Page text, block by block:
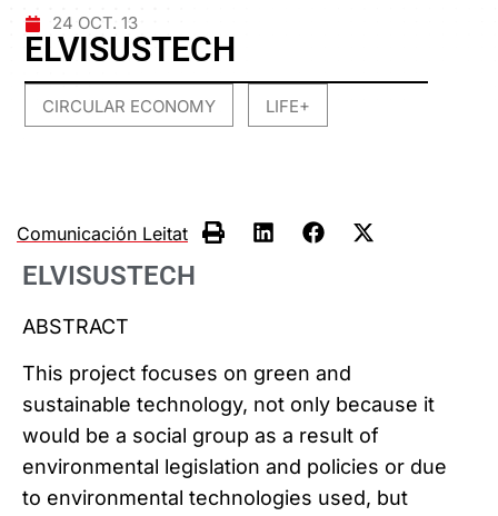
24 OCT. 13
ELVISUSTECH
CIRCULAR ECONOMY LIFE+
Comunicación Leitat
ELVISUSTECH
ABSTRACT
This project focuses on green and
sustainable technology, not only because it
would be a social group as a result of
environmental legislation and policies or due
to environmental technologies used, but